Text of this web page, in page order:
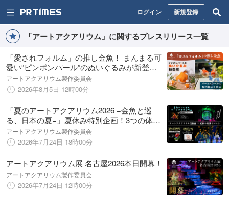
ログイン 新規登録
「アートアクアリウム」に関するプレスリリース一覧
「愛されフォルム」の推し金魚！ まんまる可
愛い“ピンポンパール”のぬいぐるみが新登
場！ 発売を記念し “パールスケール”の館内展
示を拡大！
アートアクアリウム製作委員会
2026年8月5日 12時00分
「夏のアートアクアリウム2026 −金魚と巡
る、日本の夏−」夏休み特別企画！3つの体験
型イベントの開催決定！
アートアクアリウム製作委員会
2026年7月24日 18時00分
アートアクアリウム展 名古屋2026本日開幕！
アートアクアリウム製作委員会
2026年7月24日 12時00分